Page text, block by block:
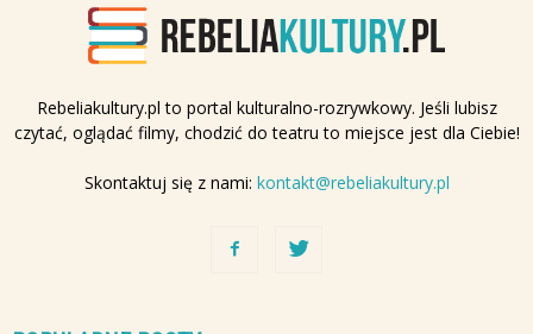
Rebeliakultury.pl to portal kulturalno-rozrywkowy. Jeśli lubisz
czytać, oglądać filmy, chodzić do teatru to miejsce jest dla Ciebie!
Skontaktuj się z nami: kontakt@rebeliakultury.pl